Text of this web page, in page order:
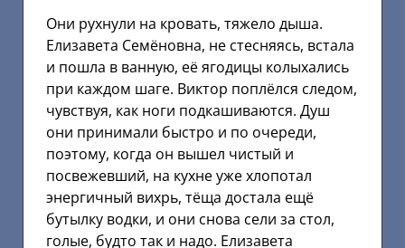
Они рухнули на кровать, тяжело дыша.
Елизавета Семёновна, не стесняясь, встала
и пошла в ванную, её ягодицы колыхались
при каждом шаге. Виктор поплёлся следом,
чувствуя, как ноги подкашиваются. Душ
они принимали быстро и по очереди,
поэтому, когда он вышел чистый и
посвежевший, на кухне уже хлопотал
энергичный вихрь, тёща достала ещё
бутылку водки, и они снова сели за стол,
голые, будто так и надо. Елизавета